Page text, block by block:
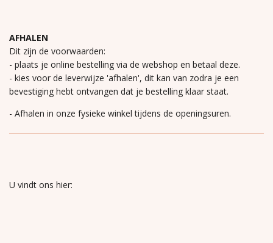
AFHALEN
Dit zijn de voorwaarden:
- plaats je online bestelling via de webshop en betaal deze.
- kies voor de leverwijze 'afhalen', dit kan van zodra je een
bevestiging hebt ontvangen dat je bestelling klaar staat.
- Afhalen in onze fysieke winkel tijdens de openingsuren.
U vindt ons hier: